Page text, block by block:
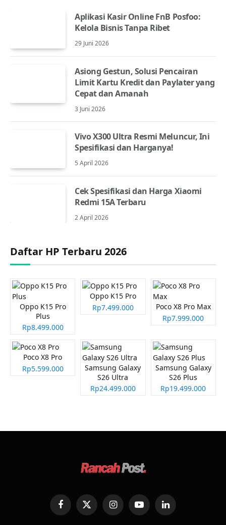
Aplikasi Kasir Online FnB Posfoo:
Kelola Bisnis Tanpa Ribet
29 Juni 2026
Asiong Gestun, Solusi Pencairan
Limit Kartu Kredit dan Paylater yang
Cepat dan Amanah
3 Juni 2026
Vivo X300 Ultra Resmi Meluncur, Ini
Spesifikasi dan Harganya!
5 April 2026
Cek Spesifikasi dan Harga Xiaomi
Redmi 15A Terbaru
2 April 2026
Daftar HP Terbaru 2026
Oppo K15 Pro
Plus
Rp8.499.000
Oppo K15 Pro
Rp7.499.000
Poco X8 Pro Max
Rp7.999.000
Poco X8 Pro
Rp5.599.000
Samsung Galaxy
S26 Ultra
Rp24.499.000
Samsung Galaxy
S26 Plus
Rp19.499.000
FacebookX
(Twitter)
InstagramYouTubeLinkedIn